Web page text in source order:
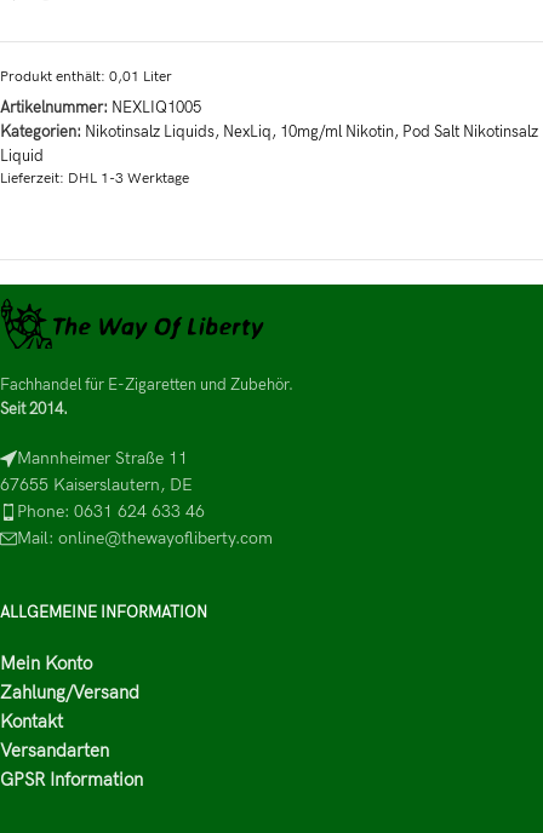
Produkt enthält: 0,01 Liter
Artikelnummer: NEXLIQ1005
Kategorien: Nikotinsalz Liquids, NexLiq, 10mg/ml Nikotin, Pod Salt Nikotinsalz
Liquid
Lieferzeit: DHL 1-3 Werktage
Fachhandel für E-Zigaretten und Zubehör.
Seit 2014.
Mannheimer Straße 11
67655 Kaiserslautern, DE
Phone: 0631 624 633 46
Mail: online@thewayofliberty.com
ALLGEMEINE INFORMATION
Mein Konto
Zahlung/Versand
Kontakt
Versandarten
GPSR Information